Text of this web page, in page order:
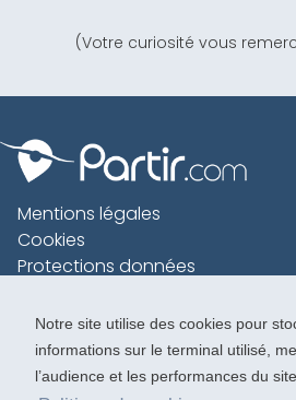
Notre site utilise des cookies pour
informations sur le terminal utilisé,
l’audience et les performances du site.
(Votre curiosité vous
Mentions légales
Cookies
Protections données
Charte voyageur
Copyright 1996-2026